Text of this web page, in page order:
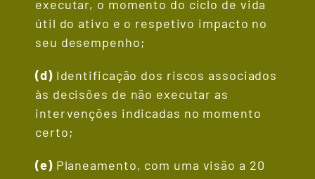
executar, o momento do ciclo de vida
útil do ativo e o respetivo impacto no
seu desempenho;
(d)Identificação dos riscos associados
às decisões de não executar as
intervenções indicadas no momento
certo;
(e)Planeamento, com uma visão a 20